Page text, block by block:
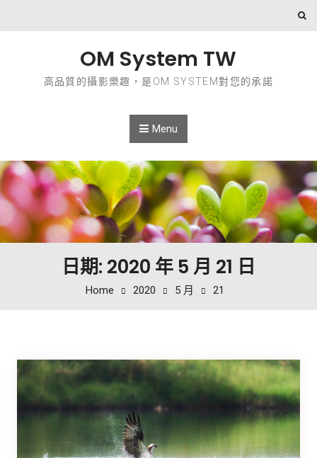
OM System TW
高品質的攝影樂趣，是OM SYSTEM對您的承諾
Menu
日期: 2020 年 5 月 21 日
Home 2020 5 月 21